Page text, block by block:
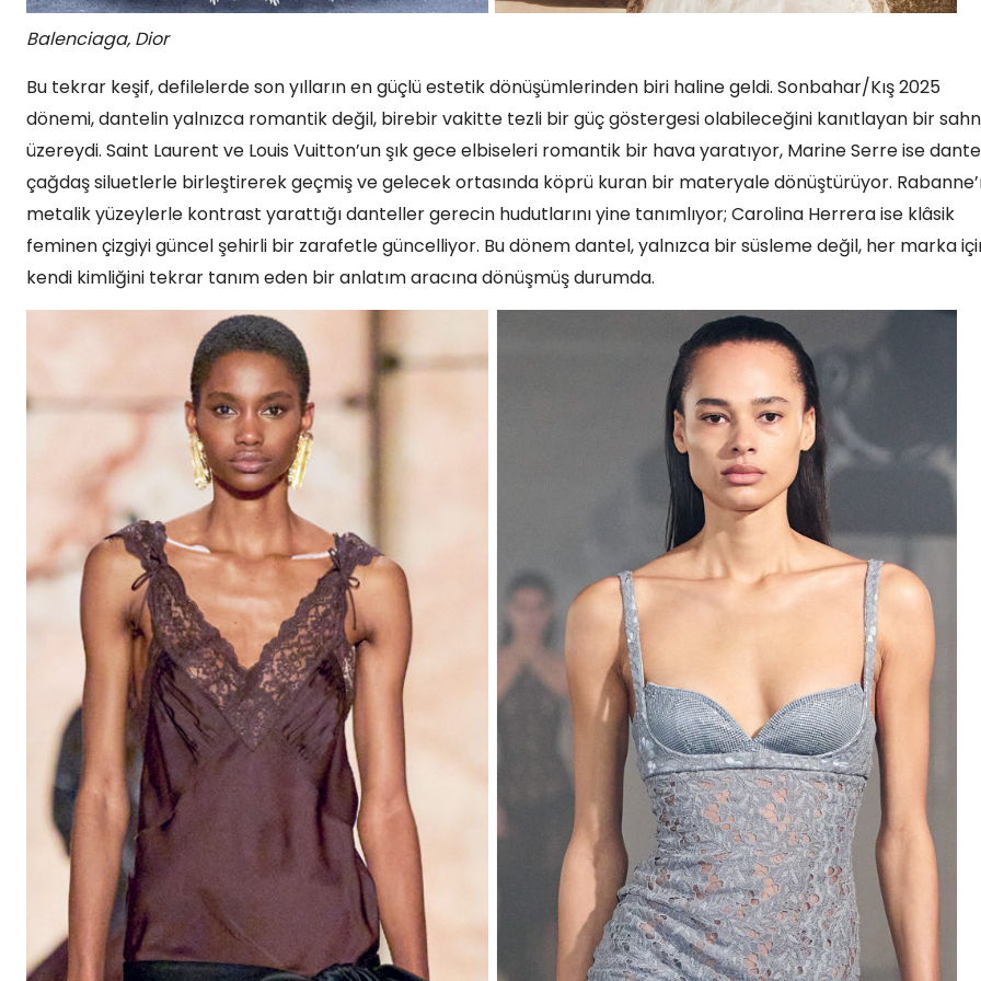
Balenciaga, Dior
Bu tekrar keşif, defilelerde son yılların en güçlü estetik dönüşümlerinden biri haline geldi. Sonbahar/Kış 2025
dönemi, dantelin yalnızca romantik değil, birebir vakitte tezli bir güç göstergesi olabileceğini kanıtlayan bir
üzereydi. Saint Laurent ve Louis Vuitton’un şık gece elbiseleri romantik bir hava yaratıyor, Marine Serre ise
çağdaş siluetlerle birleştirerek geçmiş ve gelecek ortasında köprü kuran bir materyale dönüştürüyor.
metalik yüzeylerle kontrast yarattığı danteller gerecin hudutlarını yine tanımlıyor; Carolina Herrera ise klâsik
feminen çizgiyi güncel şehirli bir zarafetle güncelliyor. Bu dönem dantel, yalnızca bir süsleme değil, her marka
kendi kimliğini tekrar tanım eden bir anlatım aracına dönüşmüş durumda.